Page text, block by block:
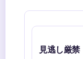
見逃し厳禁